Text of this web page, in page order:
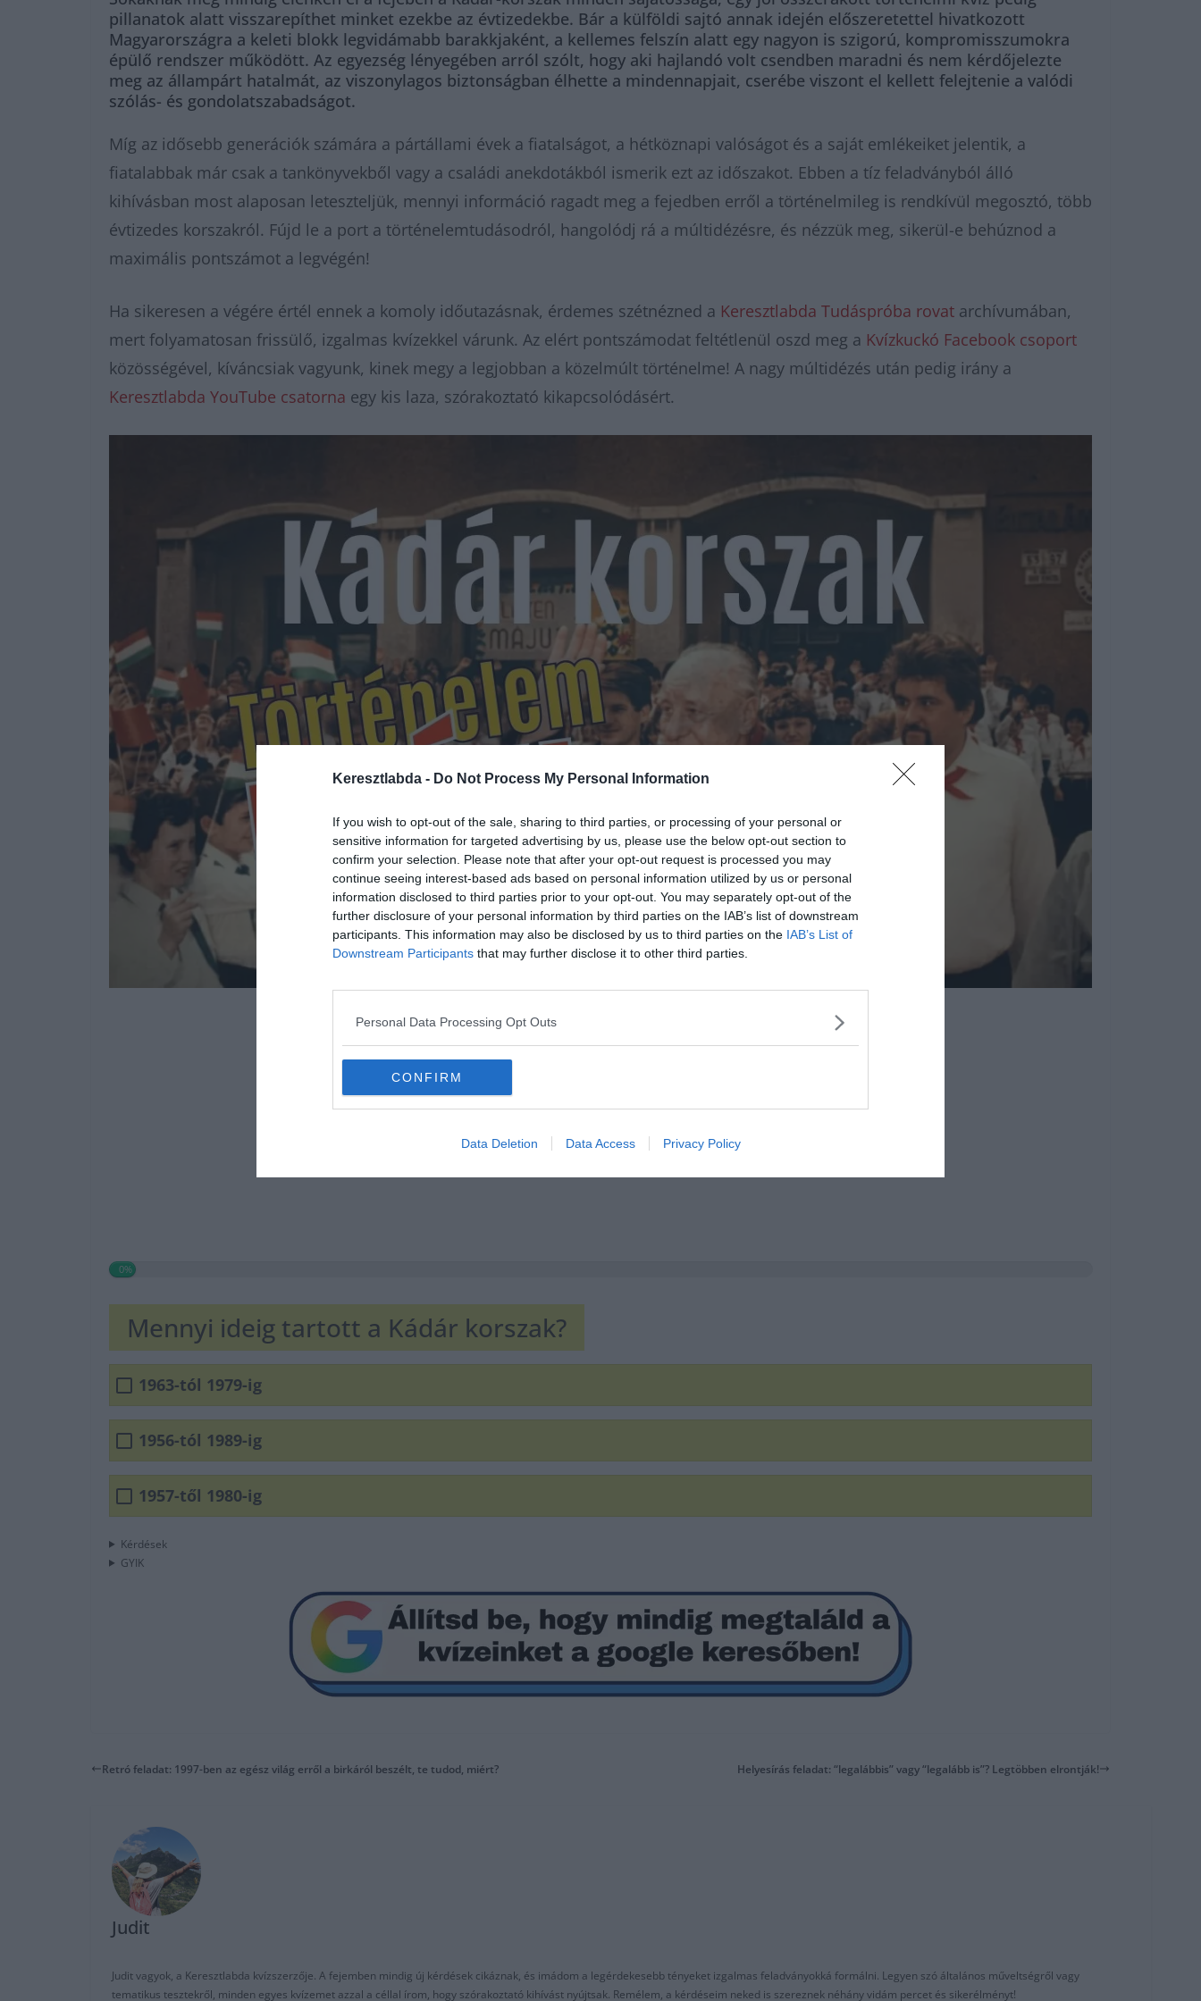
Keresztlabda - Do Not Process My Personal Information
If you wish to opt-out of the sale, sharing to third parties, or processing of your personal or
sensitive information for targeted advertising by us, please use the below opt-out section to
confirm your selection. Please note that after your opt-out request is processed you may
continue seeing interest-based ads based on personal information utilized by us or personal
information disclosed to third parties prior to your opt-out. You may separately opt-out of the
further disclosure of your personal information by third parties on the IAB’s list of downstream
participants. This information may also be disclosed by us to third parties on the IAB’s List of
Downstream Participants that may further disclose it to other third parties.
Personal Data Processing Opt Outs
CONFIRM
Data Deletion Data Access Privacy Policy
pillanatok alatt visszarepíthet minket ezekbe az évtizedekbe. Bár a külföldi sajtó annak idején előszeretettel hivatkozott
Magyarországra a keleti blokk legvidámabb barakkjaként, a kellemes felszín alatt egy nagyon is szigorú, kompromisszumokra
épülő rendszer működött. Az egyezség lényegében arról szólt, hogy aki hajlandó volt csendben maradni és nem kérdőjelezte
meg az állampárt hatalmát, az viszonylagos biztonságban élhette a mindennapjait, cserébe viszont el kellett felejtenie a valódi
szólás- és gondolatszabadságot.
Míg az idősebb generációk számára a pártállami évek a fiatalságot, a hétköznapi valóságot és a saját emlékeiket jelentik, a
fiatalabbak már csak a tankönyvekből vagy a családi anekdotákból ismerik ezt az időszakot. Ebben a tíz feladványból álló
kihívásban most alaposan leteszteljük, mennyi információ ragadt meg a fejedben erről a történelmileg is rendkívül megosztó, több
évtizedes korszakról. Fújd le a port a történelemtudásodról, hangolódj rá a múltidézésre, és nézzük meg, sikerül-e behúznod a
maximális pontszámot a legvégén!
Ha sikeresen a végére értél ennek a komoly időutazásnak, érdemes szétnézned a Keresztlabda Tudáspróba rovat archívumában,
mert folyamatosan frissülő, izgalmas kvízekkel várunk. Az elért pontszámodat feltétlenül oszd meg a Kvízkuckó Facebook csoport
közösségével, kíváncsiak vagyunk, kinek megy a legjobban a közelmúlt történelme! A nagy múltidézés után pedig irány a
Keresztlabda YouTube csatorna egy kis laza, szórakoztató kikapcsolódásért.
0%
Mennyi ideig tartott a Kádár korszak?
1963-tól 1979-ig
1956-tól 1989-ig
1957-től 1980-ig
Kérdések
GYIK
Retró feladat: 1997-ben az egész világ erről a birkáról beszélt, te tudod, miért? Helyesírás feladat: “legalábbis” vagy “legalább is”? Legtöbben elrontják!
Judit
Judit vagyok, a Keresztlabda kvízszerzője. A fejemben mindig új kérdések cikáznak, és imádom a legérdekesebb tényeket izgalmas feladványokká formálni. Legyen szó általános műveltségről vagy
tematikus tesztekről, minden egyes kvízemet azzal a céllal írom, hogy szórakoztató kihívást nyújtsak. Remélem, a kérdéseim neked is szereznek néhány vidám percet és sikerélményt!